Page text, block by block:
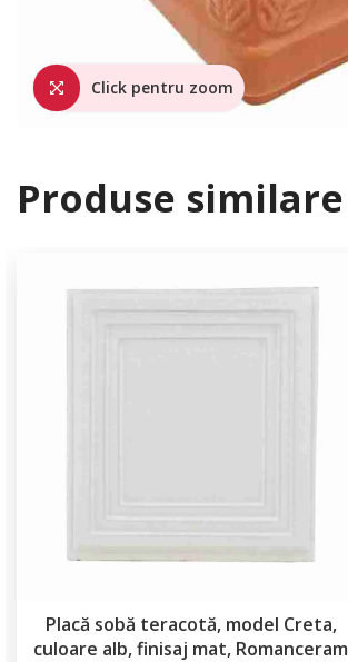
Click pentru zoom
Produse similare
Placă sobă teracotă, model Creta,
culoare alb, finisaj mat, Romanceram